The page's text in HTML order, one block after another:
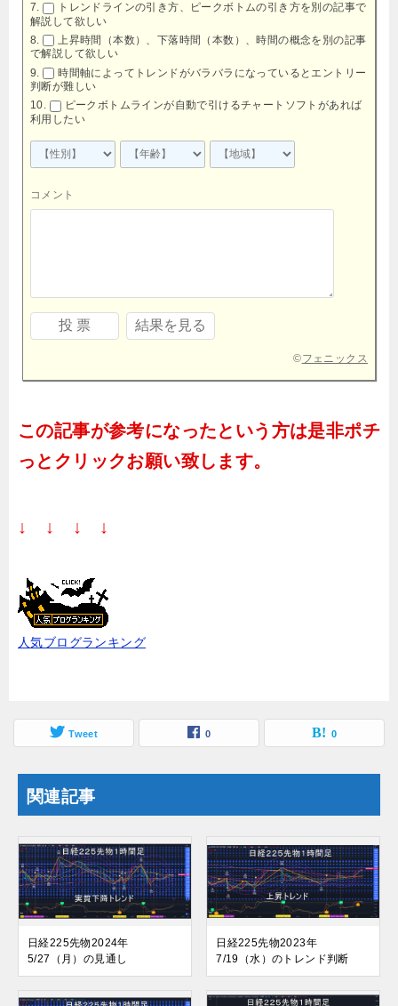
トレンドラインの引き方、ピークボトムの引き方を別の記事で
解説して欲しい
上昇時間（本数）、下落時間（本数）、時間の概念を別の記事
で解説して欲しい
時間軸によってトレンドがバラバラになっているとエントリー
判断が難しい
ピークボトムラインが自動で引けるチャートソフトがあれば
利用したい
コメント
©フェニックス
この記事が参考になったという方は是非ポチ
っとクリックお願い致します。
↓ ↓ ↓ ↓
人気ブログランキング
Tweet 0 0
関連記事
日経225先物2024年
5/27（月）の見通し
日経225先物2023年
7/19（水）のトレンド判断